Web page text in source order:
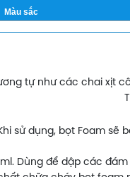
Màu sắc
tự như các chai xịt
sử dụng, bọt Foam
Dùng để dập các